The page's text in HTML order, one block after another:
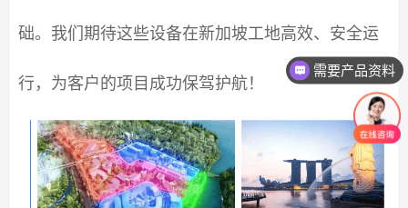
础。我们期待这些设备在新加坡工地高效、安全运
行，为客户的项目成功保驾护航！
需要产品资料